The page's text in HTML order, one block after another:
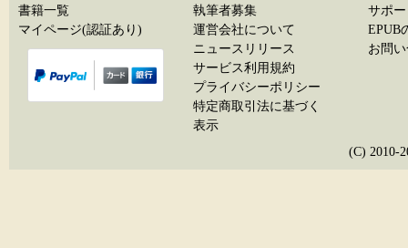
書籍一覧
マイページ(認証あり)
執筆者募集
運営会社について
ニュースリリース
サービス利用規約
プライバシーポリシー
特定商取引法に基づく
表示
サポ
EPUB
お問
(C) 2010-